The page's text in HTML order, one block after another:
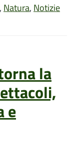
, Natura, Notizie
la
e